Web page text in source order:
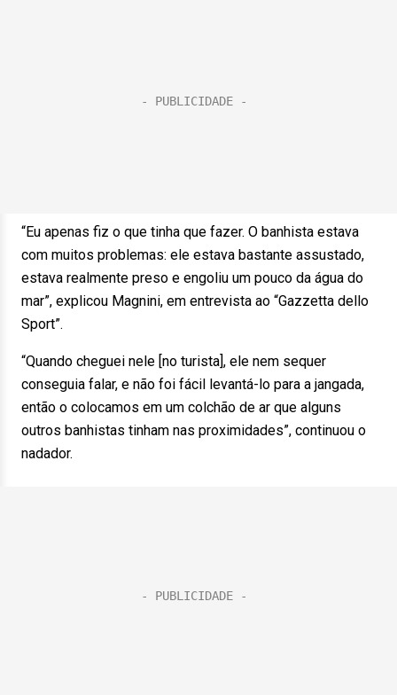
“Eu apenas fiz o que tinha que fazer. O banhista estava
com muitos problemas: ele estava bastante assustado,
estava realmente preso e engoliu um pouco da água do
mar”, explicou Magnini, em entrevista ao “Gazzetta dello
Sport”.
“Quando cheguei nele [no turista], ele nem sequer
conseguia falar, e não foi fácil levantá-lo para a jangada,
então o colocamos em um colchão de ar que alguns
outros banhistas tinham nas proximidades”, continuou o
nadador.